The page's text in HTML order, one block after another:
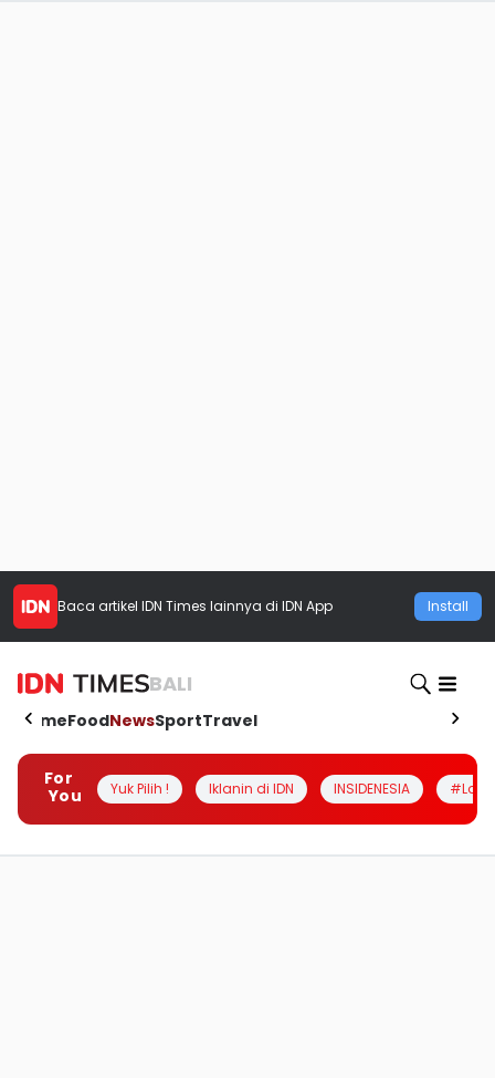
Baca artikel IDN Times lainnya di IDN App Install
BALI
HomeFoodNewsSportTravel
For
You
Yuk Pilih ! Iklanin di IDN INSIDENESIA